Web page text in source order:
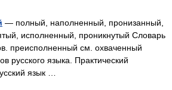
— полный, наполненный, пронизанный,
исполненный, проникнутый Словарь
преисполненный см. охваченный
русского языка. Практический
язык …